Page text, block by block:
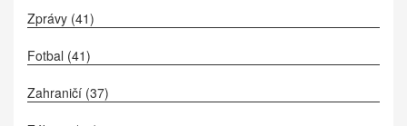
Zprávy (41)
Fotbal (41)
Zahraničí (37)